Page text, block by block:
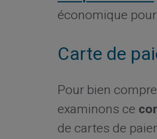
économique
Carte de
Pour bien
examinons ce
de cartes de